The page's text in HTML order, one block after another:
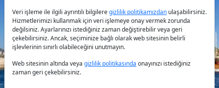
Previous
Veri işleme ile ilgili ayrıntılı bilgileregizlilik politikamızdan ulaşabilirsiniz.
Hizmetlerimizi kullanmak için veri işlemeye onay vermek zorunda
değilsiniz. Ayarlarınızı istediğiniz zaman değiştirebilir veya geri
çekebilirsiniz. Ancak, seçiminize bağlı olarak web sitesinin belirli
işlevlerinin sınırlı olabileceğini unutmayın.
Web sitesinin altında veya gizlilik politikasında onayınızı istediğiniz
zaman geri çekebilirsiniz.